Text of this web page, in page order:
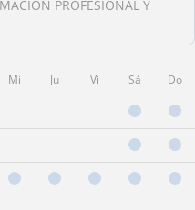
PROFESIONAL Y
Mi Ju Vi Sá Do